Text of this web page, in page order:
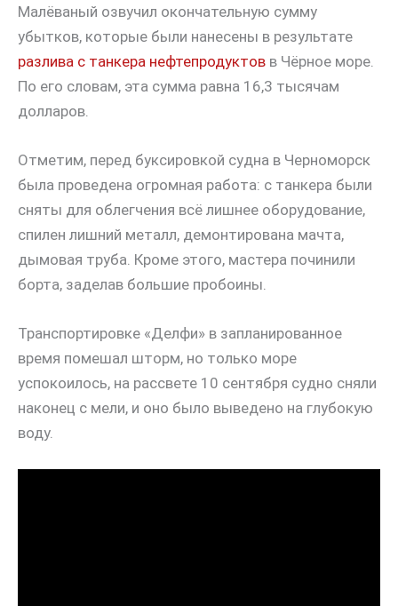
Малёваный озвучил окончательную сумму
убытков, которые были нанесены в результате
разлива с танкера нефтепродуктов в Чёрное море.
По его словам, эта сумма равна 16,3 тысячам
долларов.
Отметим, перед буксировкой судна в Черноморск
была проведена огромная работа: с танкера были
сняты для облегчения всё лишнее оборудование,
спилен лишний металл, демонтирована мачта,
дымовая труба. Кроме этого, мастера починили
борта, заделав большие пробоины.
Транспортировке «Делфи» в запланированное
время помешал шторм, но только море
успокоилось, на рассвете 10 сентября судно сняли
наконец с мели, и оно было выведено на глубокую
воду.